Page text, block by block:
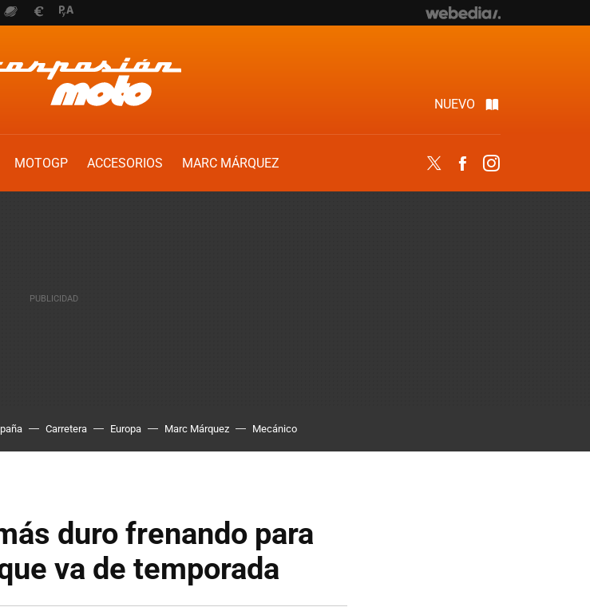
NUEVO
MOTOGP ACCESORIOS
MARC MÁRQUEZ
Twitter Facebook
Carretera Europa Marc Márquez Mecánico
duro frenando para
va de temporada